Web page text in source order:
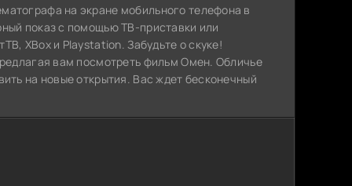
на экране мобильного телефона в
показ с помощью ТВ-приставки или
XBox и Playstation. Забудьте о скуке!
вам посмотреть фильм Омен. Обличье
на новые открытия. Вас ждет бесконечный